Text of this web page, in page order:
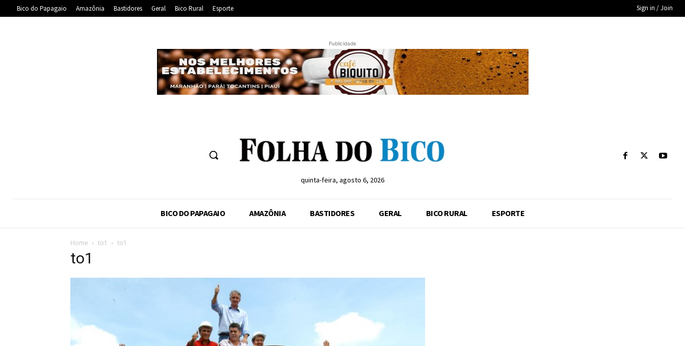
Bico do Papagaio Amazônia Bastidores Geral Bico Rural Esporte Sign in / Join
Publicidade
quinta-feira, agosto 6, 2026
BICO DO PAPAGAIO AMAZÔNIA BASTIDORES GERAL BICO RURAL ESPORTE
Home to1 to1
to1